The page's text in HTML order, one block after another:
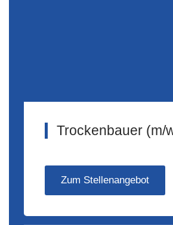
Trockenbauer (m/
Zum Stellenangebot